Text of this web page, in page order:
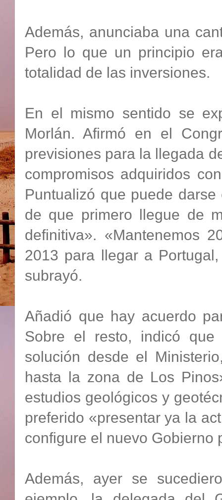
Además, anunciaba una
Pero lo que un principio
totalidad de las inversiones.
En el mismo sentido se
Morlán. Afirmó en el
previsiones para la llegada
compromisos adquiridos
Puntualizó que puede
de que primero llegue de
definitiva». «Mantenemos
2013 para llegar a
subrayó.
Añadió que hay acuerdo
Sobre el resto, indicó
solución desde el
hasta la zona de Los
estudios geológicos y
preferido «presentar ya la
configure el nuevo Gobierno
Además, ayer se